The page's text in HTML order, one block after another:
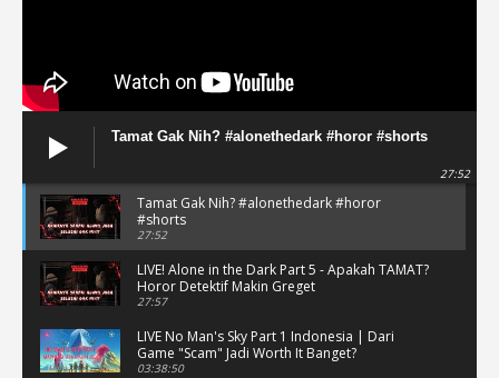
Tamat Gak Nih? #alonethedark #horor #shorts
27:52
Tamat Gak Nih? #alonethedark #horor
#shorts
27:52
LIVE! Alone in the Dark Part 5 - Apakah TAMAT?
Horor Detektif Makin Greget
27:57
LIVE No Man's Sky Part 1 Indonesia | Dari
Game "Scam" Jadi Worth It Banget?
03:38:50